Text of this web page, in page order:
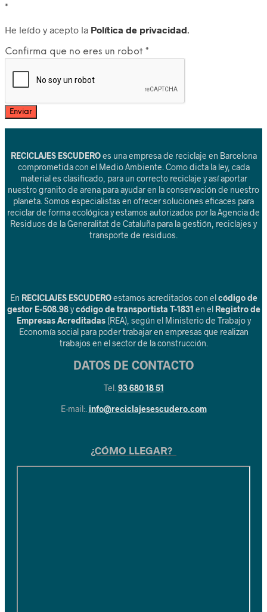
*
He leído y acepto la Política de privacidad.
Confirma que no eres un robot *
RECICLAJES ESCUDEROes una empresa de reciclaje en Barcelona
comprometida con el Medio Ambiente. Como dicta la ley, cada
material es clasificado, para un correcto reciclaje y así aportar
nuestro granito de arena para ayudar en la conservación de nuestro
planeta. Somos especialistas en ofrecer soluciones eficaces para
reciclar de forma ecológica y estamos autorizados por la Agencia de
Residuos de la Generalitat de Cataluña para la gestión, reciclajes y
transporte de residuos.
En RECICLAJES ESCUDEROestamos acreditados con elcódigo de
gestor E-508.98ycódigo de transportista T-1831 en el Registro de
Empresas Acreditadas(REA), según el Ministerio de Trabajo y
Economía social para poder trabajar en empresas que realizan
trabajos en el sector de la construcción.
DATOS DE CONTACTO
Tel. 93 680 18 51
E-mail:. info@reciclajesescudero.com
¿CÓMO LLEGAR?